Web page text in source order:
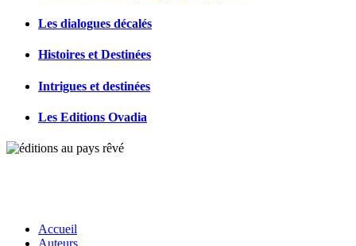
Les dialogues décalés
Histoires et Destinées
Intrigues et destinées
Les Editions Ovadia
Accueil
Auteurs